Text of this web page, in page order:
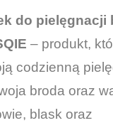
do pielęgnacji
– produkt,
codzienną
broda oraz
blask oraz